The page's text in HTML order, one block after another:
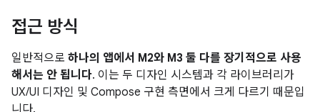
접근 방식
일반적으로 하나의 앱에서 M2와 M3 둘 다를 장기적으로 사용
해서는 안 됩니다. 이는 두 디자인 시스템과 각 라이브러리가
UX/UI 디자인 및 Compose 구현 측면에서 크게 다르기 때문입
니다.